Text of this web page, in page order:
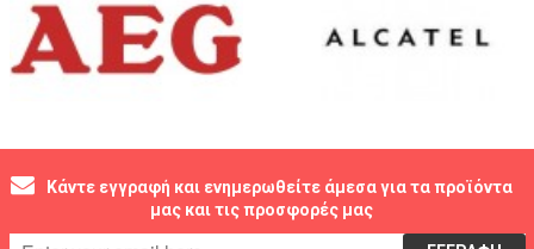
Κάντε εγγραφή και ενημερωθείτε άμεσα για τα προϊόντα
μας και τις προσφορές μας